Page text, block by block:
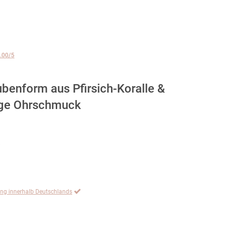
5
aus Pfirsich-Koralle &
Ohrschmuck
innerhalb Deutschlands